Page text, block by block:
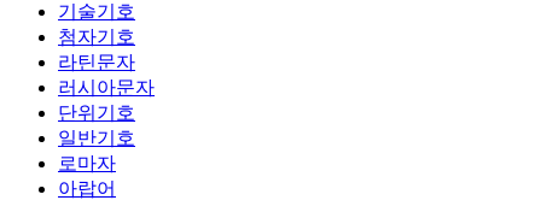
기술기호
첨자기호
라틴문자
러시아문자
단위기호
일반기호
로마자
아랍어